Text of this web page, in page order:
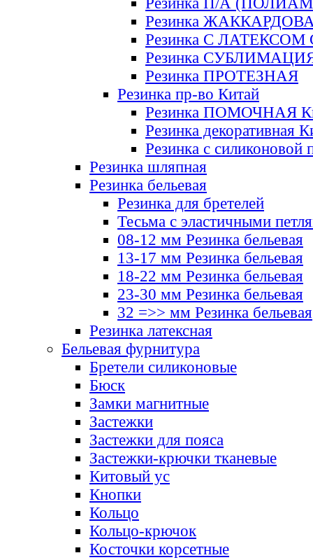
Резинка
Резинка С ЛАТЕКСОМ
Резинка
Резинка ПРОТЕЗНАЯ
Резинка пр-во Китай
Резинка ПОМОЧНАЯ
Резинка декоративная
Резинка с силиконовой
Резинка шляпная
Резинка бельевая
Резинка для бретелей
Тесьма с эластичными
08-12 мм Резинка бельевая
13-17 мм Резинка бельевая
18-22 мм Резинка бельевая
23-30 мм Резинка бельевая
32 =>> мм Резинка бельевая
Резинка латексная
Бельевая фурнитура
Бретели силиконовые
Бюск
Замки магнитные
Застежки
Застежки для пояса
Застежки-крючки тканевые
Китовый ус
Кнопки
Кольцо
Кольцо-крючок
Косточки корсетные